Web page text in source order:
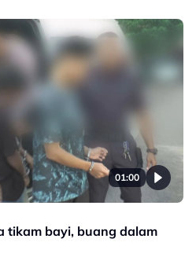
01:00
tikam bayi, buang dalam